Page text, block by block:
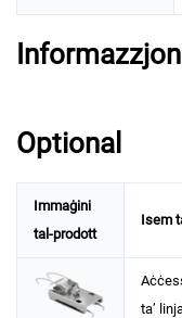
Optional
Immaġini
tal-prodott
Isem
ta’